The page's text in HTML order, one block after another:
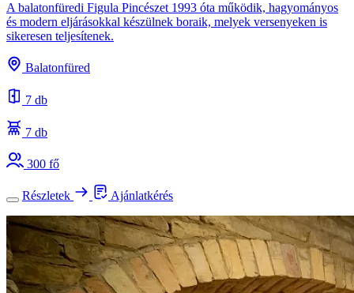
A balatonfüredi Figula Pincészet 1993 óta működik, hagyományos
és modern eljárásokkal készülnek boraik, melyek versenyeken is
sikeresen teljesítenek.
Balatonfüred
7 db
7 db
300 fő
Részletek Ajánlatkérés